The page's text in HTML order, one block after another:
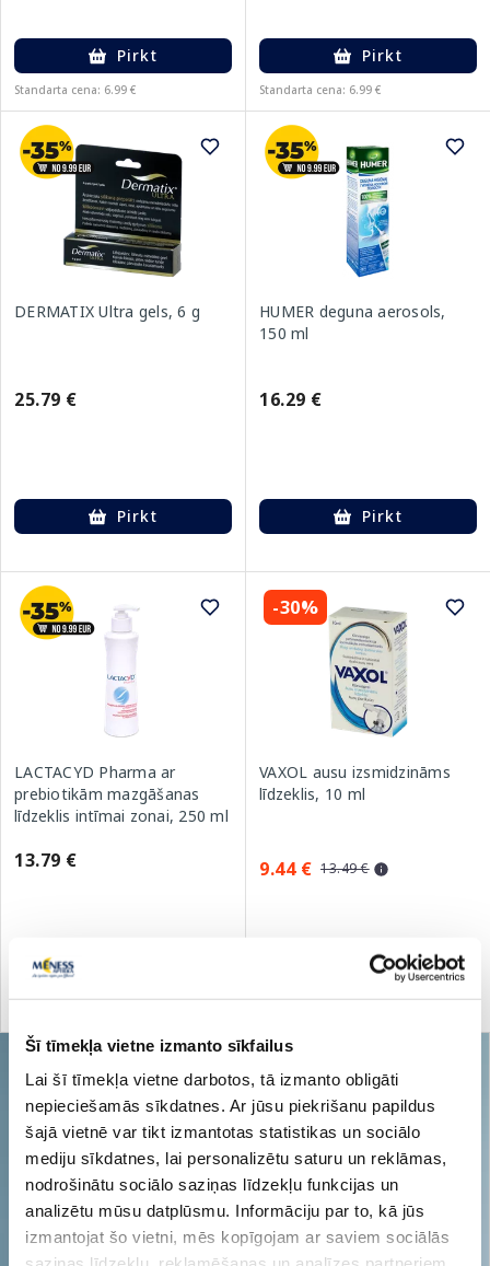
Šī tīmekļa vietne izmanto sīkfailus
Lai šī tīmekļa vietne darbotos, tā izmanto obligāti
nepieciešamās sīkdatnes. Ar jūsu piekrišanu papildus
šajā vietnē var tikt izmantotas statistikas un sociālo
mediju sīkdatnes, lai personalizētu saturu un reklāmas,
nodrošinātu sociālo saziņas līdzekļu funkcijas un
analizētu mūsu datplūsmu. Informāciju par to, kā jūs
izmantojat šo vietni, mēs kopīgojam ar saviem sociālās
Pirkt
Standarta cena: 6.99 €
Pirkt
Standarta cena: 6.99 €
DERMATIX Ultra gels, 6 g
25.79 €
Pirkt
HUMER deguna aerosols,
150 ml
16.29 €
Pirkt
LACTACYD Pharma ar
prebiotikām mazgāšanas
līdzeklis intīmai zonai, 250 ml
13.79 €
-30%
VAXOL ausu izsmidzināms
līdzeklis, 10 ml
9.44 € 13.49 €
Pirkt